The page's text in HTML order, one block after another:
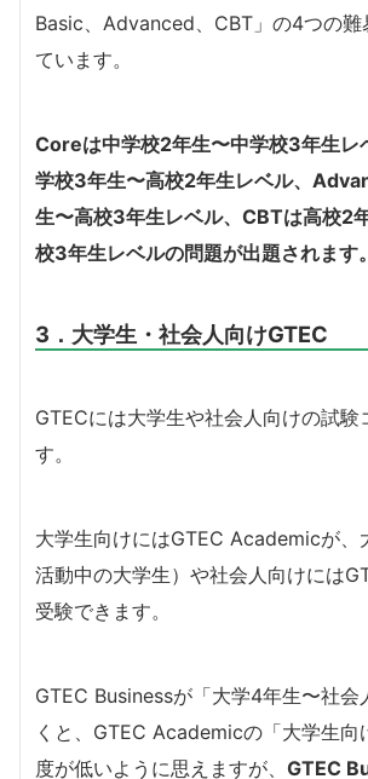
Basic、Advanced、CBT」の4つの難
ています。
Coreは中学校2年生〜中学校3年生レ
学校3年生〜高校2年生レベル、
生〜高校3年生レベル、CBTは高校2
校3年生レベルの問題が出題されます。
3．大学生・社会人向けGTEC
GTECには大学生や社会人向けの試験
す。
大学生向けにはGTEC Academicが、
活動中の大学生）や社会人向けには
受験できます。
GTEC Businessが「大学4年生〜社会
くと、GTEC Academicの「大学生向
度が低いように思えますが、 GTEC